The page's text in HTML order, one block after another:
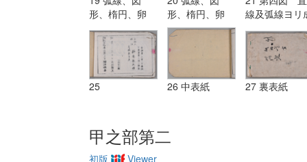
形、楕円、卵
形、渦線、円
柱、円錐等ヲ描
ク法及弧線ヨリ
成レル単図
形、楕円、卵
形、渦線、円
柱、円錐等ヲ描
ク法及弧線ヨリ
成レル単図
線及弧線ヨリ
レル単図
25 26 中表紙 27 裏表紙
甲之部第二
初版 Viewer